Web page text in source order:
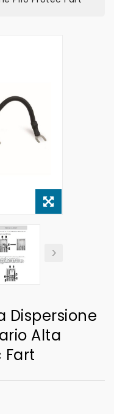
Dispersione
Alta
Fart